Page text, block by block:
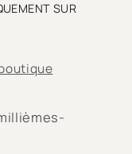
SUR